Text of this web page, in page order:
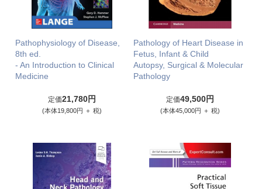
Pathophysiology of Disease,
8th ed.
- An Introduction to Clinical
Medicine
定価21,780円
(本体19,800円 ＋ 税)
Pathology of Heart Disease in
Fetus, Infant & Child
Autopsy, Surgical & Molecular
Pathology
定価49,500円
(本体45,000円 ＋ 税)